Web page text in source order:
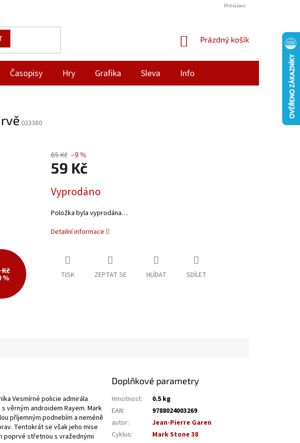
Přihlášení
NÁKUPNÍ
Prázdný košík
Časopisy Hry Grafika Sleva Info
023380
Kč
%
65 Kč –9 %
59 Kč
cena:
Vyprodáno
Položka byla vyprodána…
Detailní informace
TISK ZEPTAT SE HLÍDAT SDÍLET
Vesmírné policie admirála
věrným androidem Rayem. Mark
příjemným podnebím a neméně
Tentokrát se však jeho mise
poprvé střetnou s vražednými
Doplňkové parametry
Hmotnost:
0.5 kg
EAN:
9788024003269
autor:
Jean-Pierre Garen
Cyklus:
Mark Stone 38